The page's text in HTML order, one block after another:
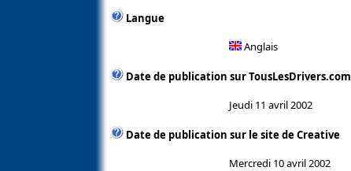
Langue
Anglais
Date de publication sur TousLesDrivers.com
Jeudi 11 avril 2002
Date de publication sur le site de Creative
Mercredi 10 avril 2002